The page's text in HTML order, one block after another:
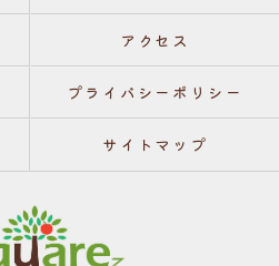
アクセス
プライバシーポリシー
サイトマップ